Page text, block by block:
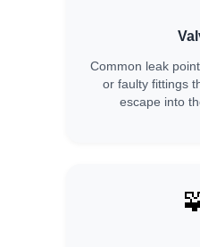
Common leak
or faulty fittings
escape into